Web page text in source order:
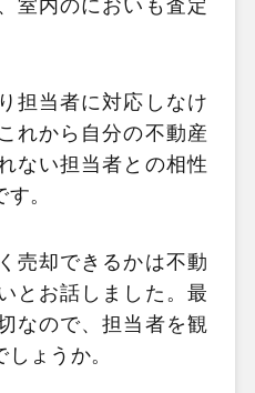
室内のにおいも査定
担当者に対応しなけ
れから自分の不動産
ない担当者との相性
。
売却できるかは不動
とお話しました。最
なので、担当者を観
ょうか。